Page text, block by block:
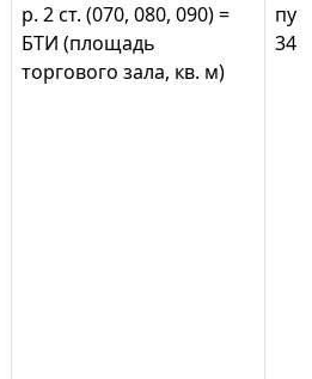
р. 2 ст. (070, 080, 090) =
БТИ (площадь
торгового зала, кв. м)